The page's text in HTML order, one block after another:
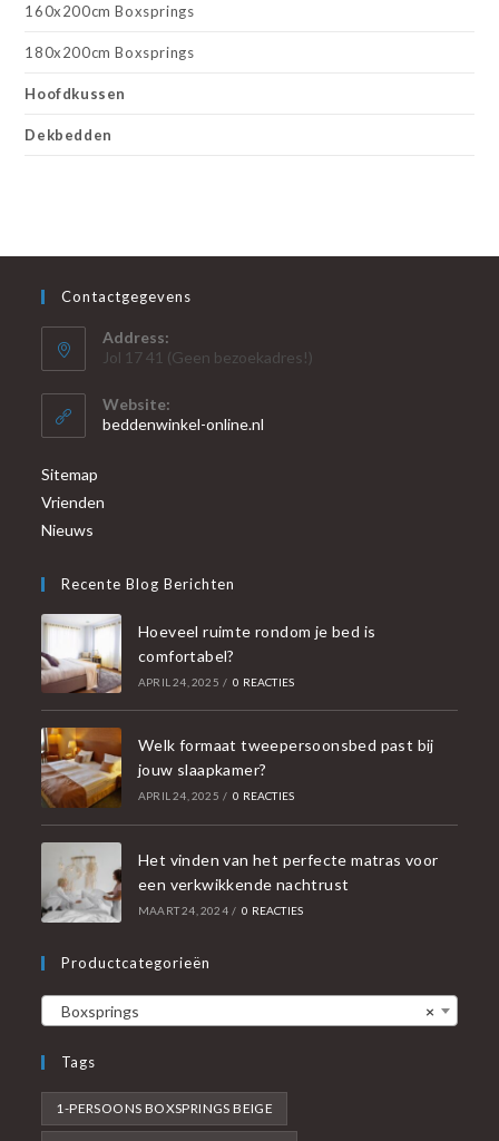
160x200cm Boxsprings
180x200cm Boxsprings
Hoofdkussen
Dekbedden
Contactgegevens
Address:
Jol 17 41 (Geen bezoekadres!)
Website:
beddenwinkel-online.nl
Sitemap
Vrienden
Nieuws
Recente Blog Berichten
Hoeveel ruimte rondom je bed is
comfortabel?
APRIL 24, 2025 / 0 REACTIES
Welk formaat tweepersoonsbed past bij
jouw slaapkamer?
APRIL 24, 2025 / 0 REACTIES
Het vinden van het perfecte matras voor
een verkwikkende nachtrust
MAART 24, 2024 / 0 REACTIES
Productcategorieën
×
Boxsprings
Tags
1-PERSOONS BOXSPRINGS BEIGE